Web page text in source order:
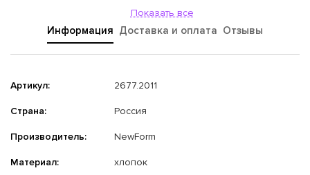
Показать все
Информация Доставка и оплата Отзывы
Артикул: 2677.2011
Страна: Россия
Производитель: NewForm
Материал: хлопок